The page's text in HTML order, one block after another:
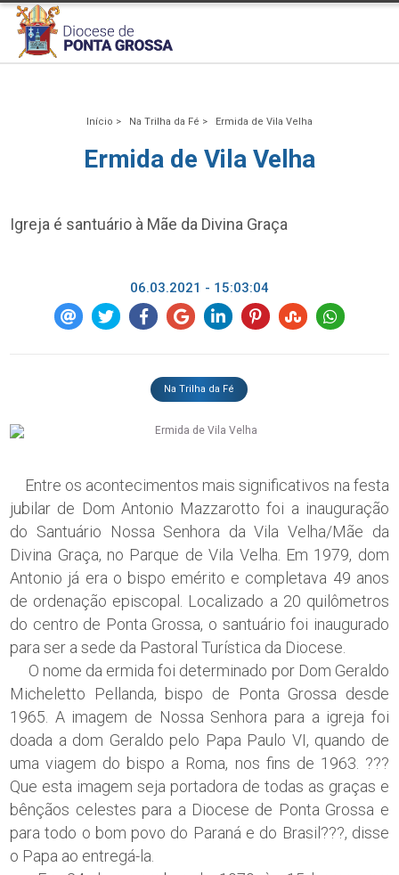
Início > Na Trilha da Fé > Ermida de Vila Velha
Ermida de Vila Velha
Igreja é santuário à Mãe da Divina Graça
06.03.2021 - 15:03:04
Na Trilha da Fé
Entre os acontecimentos mais significativos na festa
jubilar de Dom Antonio Mazzarotto foi a inauguração
do Santuário Nossa Senhora da Vila Velha/Mãe da
Divina Graça, no Parque de Vila Velha. Em 1979, dom
Antonio já era o bispo emérito e completava 49 anos
de ordenação episcopal. Localizado a 20 quilômetros
do centro de Ponta Grossa, o santuário foi inaugurado
para ser a sede da Pastoral Turística da Diocese.
O nome da ermida foi determinado por Dom Geraldo
Micheletto Pellanda, bispo de Ponta Grossa desde
1965. A imagem de Nossa Senhora para a igreja foi
doada a dom Geraldo pelo Papa Paulo VI, quando de
uma viagem do bispo a Roma, nos fins de 1963. ???
Que esta imagem seja portadora de todas as graças e
bênçãos celestes para a Diocese de Ponta Grossa e
para todo o bom povo do Paraná e do Brasil???, disse
o Papa ao entregá-la.